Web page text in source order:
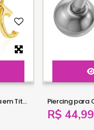
Piercing para Orelha - Labret Tesoura em Titânio com Zircônia - 6ORE1078
R$ 44,99